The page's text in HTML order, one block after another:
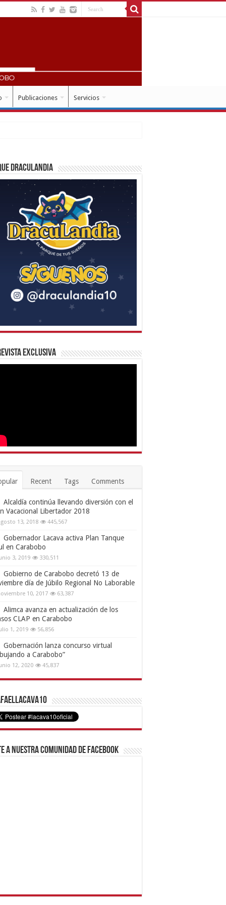
Publicaciones Servicios
Draculandia
Exclusiva
Recent Tags Comments
Alcaldía continúa llevando diversión con el
Vacacional Libertador 2018
13, 2018 445,567
Gobernador Lacava activa Plan Tanque
en Carabobo
3, 2019 330,511
Gobierno de Carabobo decretó 13 de
día de Júbilo Regional No Laborable
10, 2017 63,387
Alimca avanza en actualización de los
CLAP en Carabobo
1, 2019 56,856
Gobernación lanza concurso virtual
a Carabobo”
12, 2020 45,837
a nuestra comunidad de Facebook